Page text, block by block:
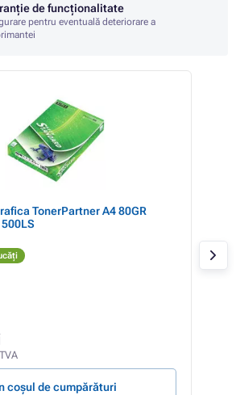
de funcționalitate
pentru eventuală deteriorare a
TonerPartner A4 80GR
500LS
coșul de cumpărături